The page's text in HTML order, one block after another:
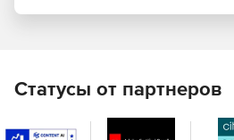
предоставления функции
база данных доступны для
Статусы от партнеров